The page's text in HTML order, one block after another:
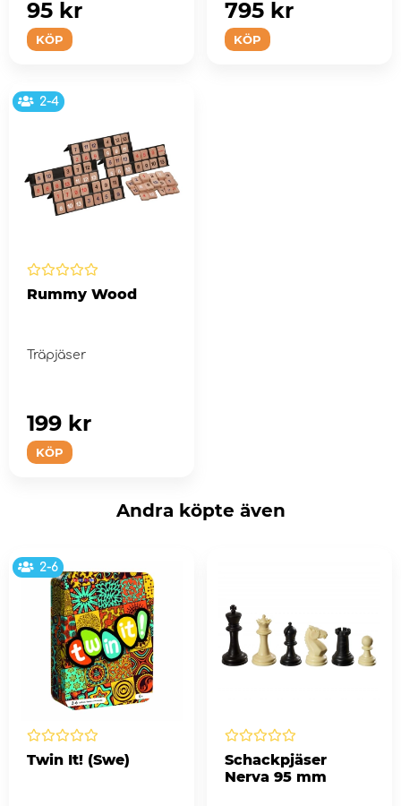
KÖP
95 kr
KÖP
795 kr
2-4
Rummy Wood
Träpjäser
KÖP
199 kr
Andra köpte även
2-6
Twin It! (Swe)
Schackpjäser
Nerva 95 mm